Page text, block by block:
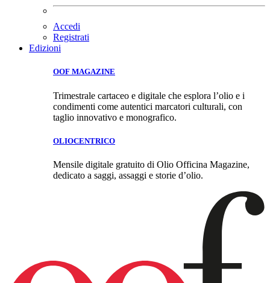
Accedi
Registrati
Edizioni
OOF MAGAZINE
Trimestrale cartaceo e digitale che esplora l’olio e i
condimenti come autentici marcatori culturali, con
taglio innovativo e monografico.
OLIOCENTRICO
Mensile digitale gratuito di Olio Officina Magazine,
dedicato a saggi, assaggi e storie d’olio.